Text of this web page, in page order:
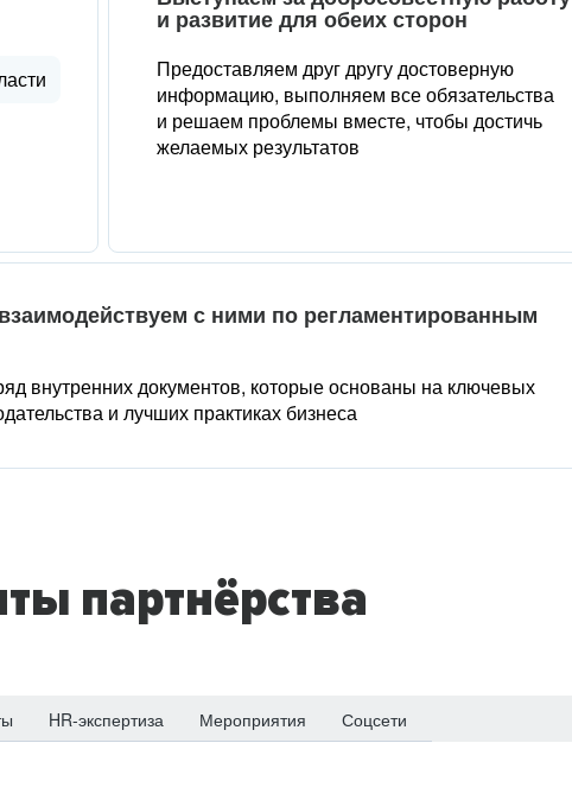
и развитие для обеих сторон
Предоставляем друг другу достоверную
информацию, выполняем все обязательства
и решаем проблемы вместе, чтобы достичь
желаемых результатов
с ними по регламентированным
внутренних документов, которые основаны на ключевых
и лучших практиках бизнеса
партнёрства
HR-экспертиза Мероприятия Соцсети